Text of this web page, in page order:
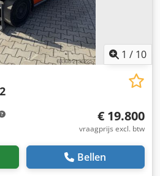
1 / 10
€ 19.800
vraagprijs excl. btw
Bellen